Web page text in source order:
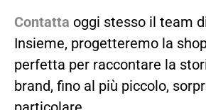
Contatta oggi stesso il team
Insieme, progetteremo la
perfetta per raccontare la
brand, fino al più piccolo,